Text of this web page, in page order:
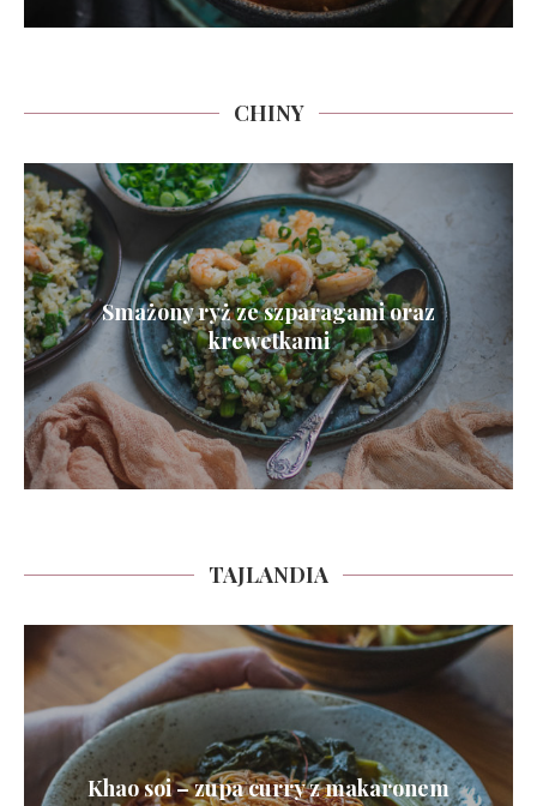
CHINY
Smażony ryż ze szparagami oraz
krewetkami
TAJLANDIA
Khao soi – zupa curry z makaronem